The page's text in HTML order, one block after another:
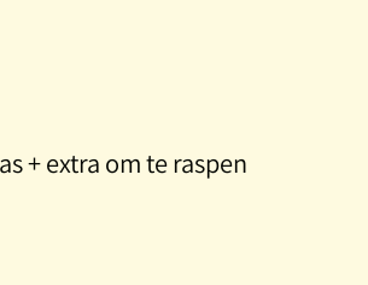
+ extra om te raspen